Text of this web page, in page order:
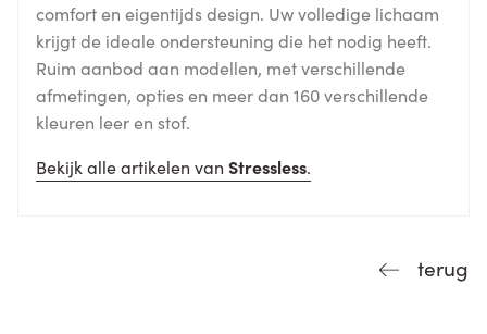
comfort en eigentijds design. Uw volledige lichaam
krijgt de ideale ondersteuning die het nodig heeft.
Ruim aanbod aan modellen, met verschillende
afmetingen, opties en meer dan 160 verschillende
kleuren leer en stof.
Bekijk alle artikelen van Stressless.
terug